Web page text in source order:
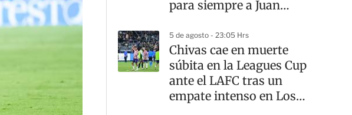
para siempre a Juan
5 de agosto - 23:05 Hrs
Chivas cae en muerte
súbita en la Leagues Cup
ante el LAFC tras un
empate intenso en Los